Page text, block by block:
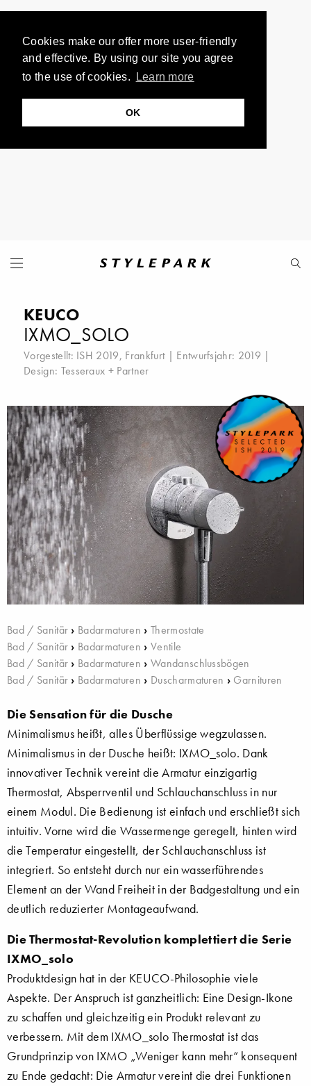
Cookies make our offer more user-friendly
and effective. By using our site you agree
to the use of cookies.
Learn more
OK
KEUCO
IXMO_SOLO
Vorgestellt: ISH 2019, Frankfurt| Entwurfsjahr: 2019 |
Design: Tesseraux + Partner
Bad / Sanitär › Badarmaturen › Thermostate
Bad / Sanitär › Badarmaturen › Ventile
Bad / Sanitär › Badarmaturen › Wandanschlussbögen
Bad / Sanitär › Badarmaturen › Duscharmaturen › Garnituren
Die Sensation für die Dusche
Minimalismus heißt, alles Überflüssige wegzulassen.
Minimalismus in der Dusche heißt: IXMO_solo. Dank
innovativer Technik vereint die Armatur einzigartig
Thermostat, Absperrventil und Schlauchanschluss in nur
einem Modul. Die Bedienung ist einfach und erschließt sich
intuitiv. Vorne wird die Wassermenge geregelt, hinten wird
die Temperatur eingestellt, der Schlauchanschluss ist
integriert. So entsteht durch nur ein wasserführendes
Element an der Wand Freiheit in der Badgestaltung und ein
deutlich reduzierter Montageaufwand.
Die Thermostat-Revolution komplettiert die Serie
IXMO_solo
Produktdesign hat in der KEUCO-Philosophie viele
Aspekte. Der Anspruch ist ganzheitlich: Eine Design-Ikone
zu schaffen und gleichzeitig ein Produkt relevant zu
verbessern. Mit dem IXMO_solo Thermostat ist das
Grundprinzip von IXMO „Weniger kann mehr“ konsequent
zu Ende gedacht: Die Armatur vereint die drei Funktionen